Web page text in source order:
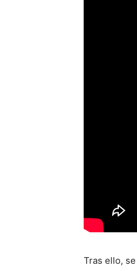
Tras ello,